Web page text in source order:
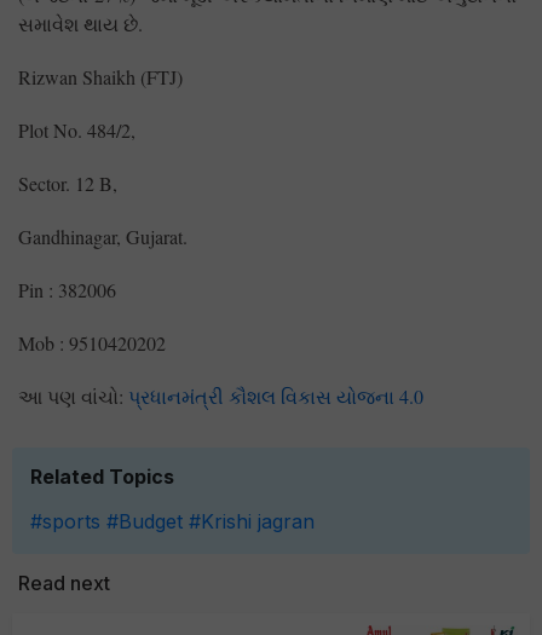
સમાવેશ થાય છે.
Rizwan Shaikh (FTJ)
Plot No. 484/2,
Sector. 12 B,
Gandhinagar, Gujarat.
Pin : 382006
Mob : 9510420202
આ પણ વાંચો: પ્રધાનમંત્રી કૌશલ વિકાસ યોજના 4.0
Related Topics
#sports #Budget #Krishi jagran
Read next